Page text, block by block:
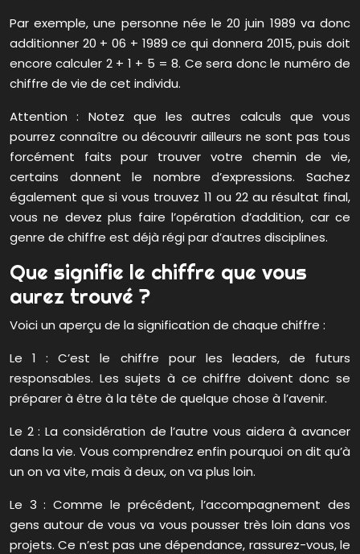
Par exemple, une personne née le 20 juin 1989 va donc
additionner 20 + 06 + 1989 ce qui donnera 2015, puis doit
encore calculer 2 + 1 + 5 = 8. Ce sera donc le numéro de
chiffre de vie de cet individu.
Attention : Notez que les autres calculs que vous
pourrez connaître ou découvrir ailleurs ne sont pas tous
forcément faits pour trouver votre chemin de vie,
certains donnent le nombre d’expressions. Sachez
également que si vous trouvez 11 ou 22 au résultat final,
vous ne devez plus faire l’opération d’addition, car ce
genre de chiffre est déjà régi par d’autres disciplines.
Que signifie le chiffre que vous
aurez trouvé ?
Voici un aperçu de la signification de chaque chiffre :
Le 1 : C’est le chiffre pour les leaders, de futurs
responsables. Les sujets à ce chiffre doivent donc se
préparer à être à la tête de quelque chose à l’avenir.
Le 2 : La considération de l’autre vous aidera à avancer
dans la vie. Vous comprendrez enfin pourquoi on dit qu’à
un on va vite, mais à deux, on va plus loin.
Le 3 : Comme le précédent, l’accompagnement des
gens autour de vous va vous pousser très loin dans vos
projets. Ce n’est pas une dépendance, rassurez-vous, le